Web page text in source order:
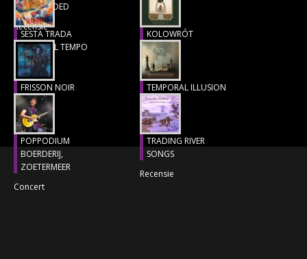
LINKS
& EXTENDED
Recensie
SESTA TRADA
LUNGO IL TEMPO
Recensie
KOLOWRÓT
Recensie
FRISSON NOIR
Recensie
TEMPORAL ILLUSION
Recensie
POPPODIUM
BOERDERIJ,
ZOETERMEER
Concert
TRADING RIVER
SONGS
Recensie